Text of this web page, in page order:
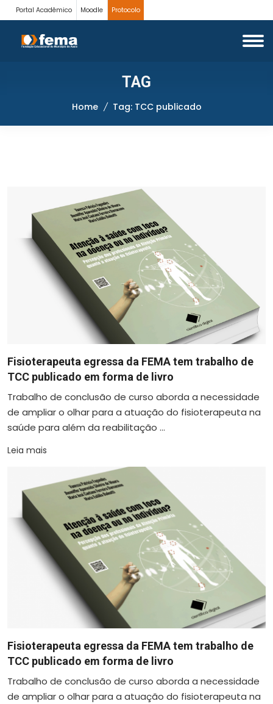
Portal Acadêmico Moodle Protocolo
TAG
Home Tag: TCC publicado
Fisioterapeuta egressa da FEMA tem trabalho de
TCC publicado em forma de livro
Trabalho de conclusão de curso aborda a necessidade
de ampliar o olhar para a atuação do fisioterapeuta na
saúde para além da reabilitação ...
Leia mais
Fisioterapeuta egressa da FEMA tem trabalho de
TCC publicado em forma de livro
Trabalho de conclusão de curso aborda a necessidade
de ampliar o olhar para a atuação do fisioterapeuta na